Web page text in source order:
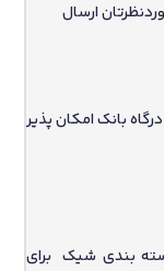
ارسال
بانک امکان پذیر
بندی شیک برای